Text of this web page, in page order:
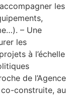
les
– Une
les
à l’échelle
de l’Agence
construite, au